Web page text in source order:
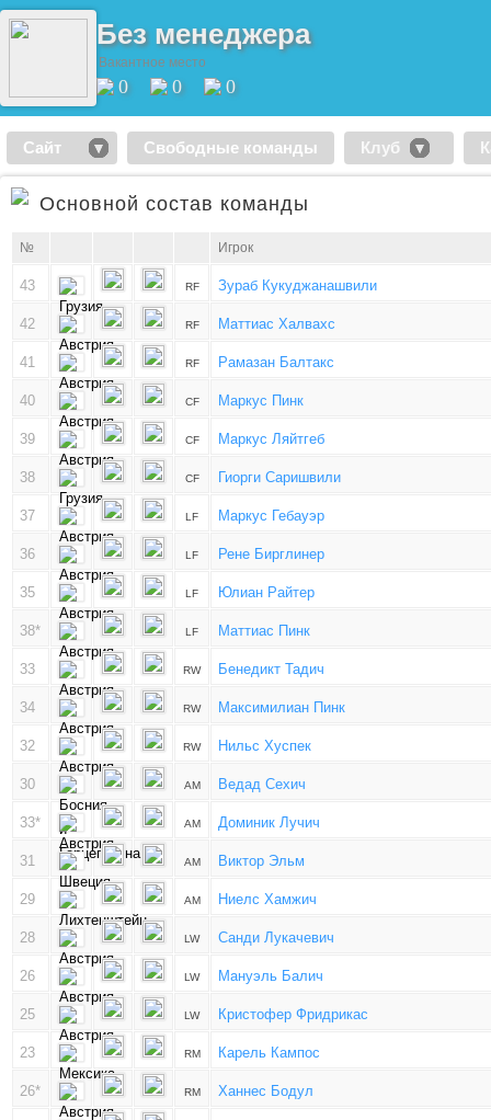
Без менеджера
Вакантное место
0 0 0
Сайт Свободные команды Клуб
Основной состав команды
№ Игрок
43 RF Зураб Кукуджанашвили
42 RF Маттиас Халвахс
41 RF Рамазан Балтакс
40 CF Маркус Пинк
39 CF Маркус Ляйтгеб
38 CF Гиорги Саришвили
37 LF Маркус Гебауэр
36 LF Рене Бирглинер
35 LF Юлиан Райтер
38* LF Маттиас Пинк
33 RW Бенедикт Тадич
34 RW Максимилиан Пинк
32 RW Нильс Хуспек
30 AM Ведад Сехич
33* AM Доминик Лучич
31 AM Виктор Эльм
29 AM Ниелс Хамжич
28 LW Санди Лукачевич
26 LW Мануэль Балич
25 LW Кристофер Фридрикас
23 RM Карель Кампос
26* RM Ханнес Бодул